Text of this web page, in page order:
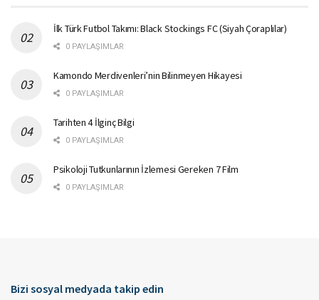
İlk Türk Futbol Takımı: Black Stockings FC (Siyah Çoraplılar)
0 PAYLAŞIMLAR
Kamondo Merdivenleri’nin Bilinmeyen Hikayesi
0 PAYLAŞIMLAR
Tarihten 4 İlginç Bilgi
0 PAYLAŞIMLAR
Psikoloji Tutkunlarının İzlemesi Gereken 7 Film
0 PAYLAŞIMLAR
Bizi sosyal medyada takip edin